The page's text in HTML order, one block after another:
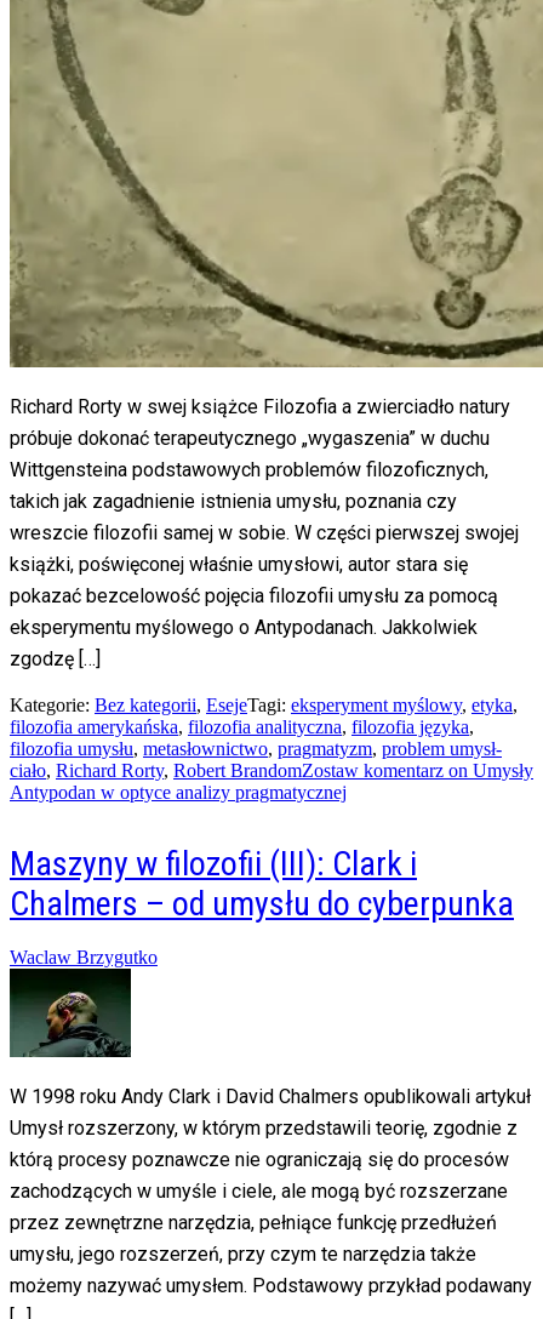
Richard Rorty w swej książce Filozofia a zwierciadło natury
próbuje dokonać terapeutycznego „wygaszenia” w duchu
Wittgensteina podstawowych problemów filozoficznych,
takich jak zagadnienie istnienia umysłu, poznania czy
wreszcie filozofii samej w sobie. W części pierwszej swojej
książki, poświęconej właśnie umysłowi, autor stara się
pokazać bezcelowość pojęcia filozofii umysłu za pomocą
eksperymentu myślowego o Antypodanach. Jakkolwiek
zgodzę […]
Kategorie: Bez kategorii, EsejeTagi: eksperyment myślowy, etyka,
filozofia amerykańska, filozofia analityczna, filozofia języka,
filozofia umysłu, metasłownictwo, pragmatyzm, problem umysł-
ciało, Richard Rorty, Robert BrandomZostaw komentarz on Umysły
Antypodan w optyce analizy pragmatycznej
Maszyny w filozofii (III): Clark i
Chalmers – od umysłu do cyberpunka
Posted
06/06/2014
Waclaw Brzygutko
W 1998 roku Andy Clark i David Chalmers opublikowali artykuł
Umysł rozszerzony, w którym przedstawili teorię, zgodnie z
którą procesy poznawcze nie ograniczają się do procesów
zachodzących w umyśle i ciele, ale mogą być rozszerzane
przez zewnętrzne narzędzia, pełniące funkcję przedłużeń
umysłu, jego rozszerzeń, przy czym te narzędzia także
możemy nazywać umysłem. Podstawowy przykład podawany